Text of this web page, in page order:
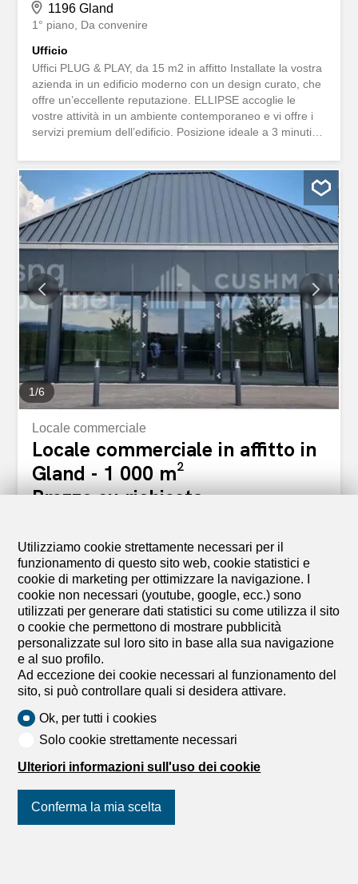
1196 Gland
1° piano
Da convenire
Ufficio
Uffici PLUG & PLAY, da 15 m2 in affitto Installate la vostra
azienda in un edificio moderno con un design curato, che
offre un’eccellente reputazione. ELLIPSE accoglie le
vostre attività in un ambiente contemporaneo e vi offre i
servizi premium dell’edificio. Posizione ideale a 3 minuti a
all’autostrada a 5 minuti Numerose possibilità di
parcheggio Uffici completamente attrezzati da 15 m2
Arredi moderni Sale conferenze e Phone Booth ad
accesso libero Servizio di ristorazione Spazio catering
Fibra ottica Economato con stampante Distribuzione della
posta Servizio di pulizia completo Disponibilità: Immediata
PLAY, dès 15 m2 à louer Installez votre entreprise dans
un immeuble moderne au design soigné, offrant un
excellent standing. ELLIPSE accueille vos activités dans
un environnement contemporain et profitez des services
premium proposés dans l'immeuble...
1/6
Locale commerciale
Locale commerciale in affitto in
Gland - 1 000 m²
Prezzo su richiesta
Da convenire
Industria
MONT-BLANC 30 – Box e semipiattaforme flessibili,
Plug&Play Superfici di stoccaggio sicure per veicoli da 71
m2 a 1’000 m2. Superfici flessibili e pronte all’uso, situate
sulle rive del lago, a metà strada tra Losanna e Ginevra.
Composizione delle superfici vuote: RDC: box di 71 m2 1°
seminterrato: mezzanino di 454 m2 (21 posti) 3° piano
interrato: mezzanino di 475 m2 (21 posti) Composizione
delle superfici vuote: Alarme anti-intrusione con
videosorveglianza Rilevatori di apertura porte e controllo
numerico Contratto di controllo di sorveglianza con
società di intervento Porta sezionale sicura (L 5,5 m x H 2
Servizi igienici comuni Servizio di portineria / controllo
degli accessi, pulizia e manutenzione delle parti comuni
Utilizziamo cookie strettamente necessari per il
funzionamento di questo sito web, cookie statistici e
cookie di marketing per ottimizzare la navigazione. I
cookie non necessari (youtube, google, ecc.) sono
utilizzati per generare dati statistici su come utilizza il sito
o cookie che permettono di mostrare pubblicità
personalizzate sul loro sito in base alla sua navigazione
e al suo profilo.
Ad eccezione dei cookie necessari al funzionamento del
sito, si può controllare quali si desidera attivare.
Ok, per tutti i cookies
Solo cookie strettamente necessari
Ulteriori informazioni sull'uso dei cookie
Conferma la mia scelta